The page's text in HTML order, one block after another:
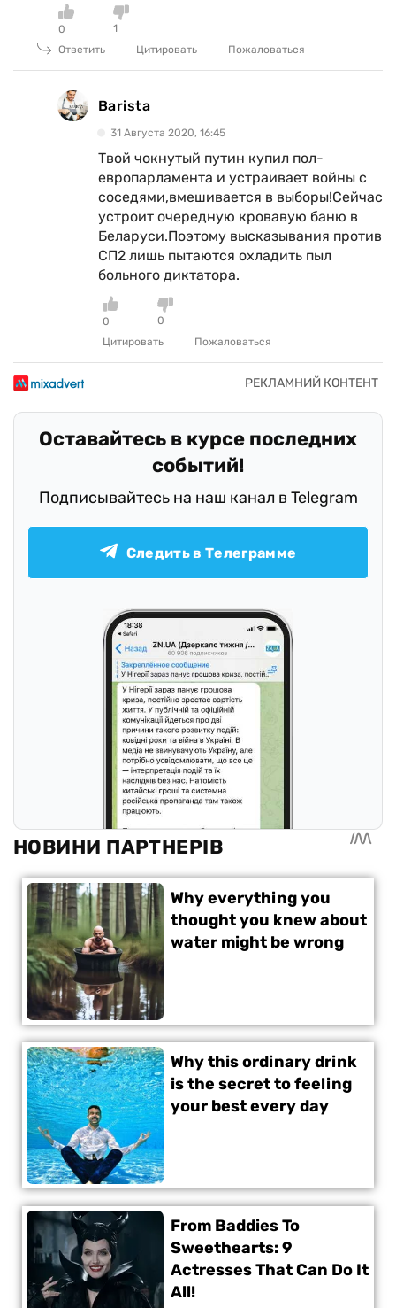
0
1
Ответить
Цитировать Пожаловаться
Barista
31 Августа 2020, 16:45
Твой чокнутый путин купил пол-
европарламента и устраивает войны с
соседями,вмешивается в выборы!Сейчас
устроит очередную кровавую баню в
Беларуси.Поэтому высказывания против
СП2 лишь пытаются охладить пыл
больного диктатора.
0
0
Цитировать
Пожаловаться
Оставайтесь в курсе последних
событий!
Подписывайтесь на наш канал в Telegram
Следить в Телеграмме